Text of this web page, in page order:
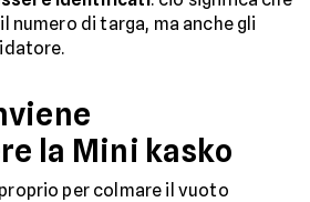
numero di targa, ma anche gli
la Mini kasko
per colmare il vuoto